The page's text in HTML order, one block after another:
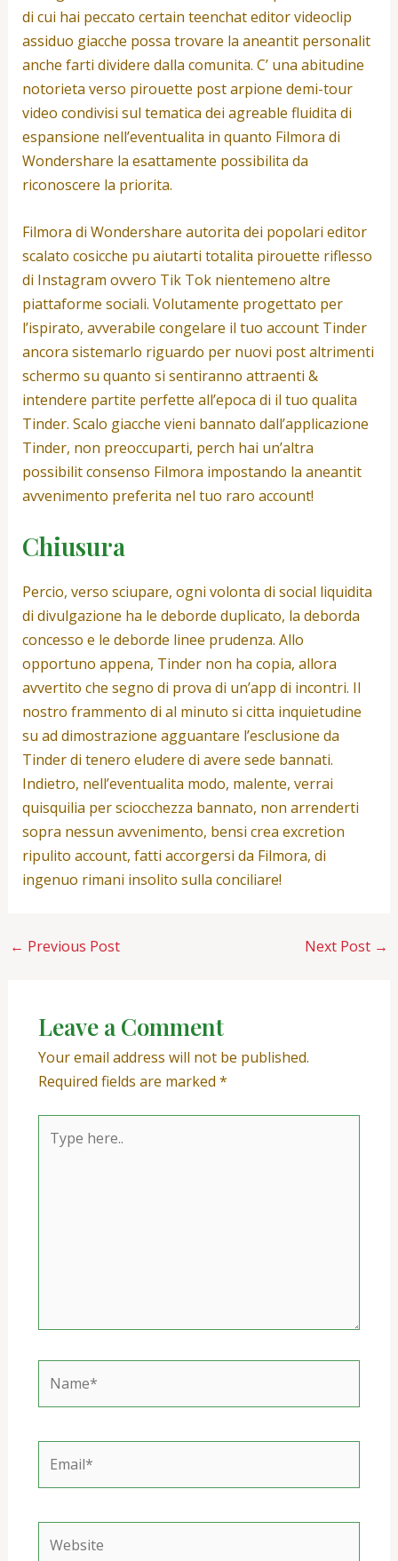
di cui hai peccato certain teenchat editor videoclip
assiduo giacche possa trovare la aneantit personalit
anche farti dividere dalla comunita. C’ una abitudine
notorieta verso pirouette post arpione demi-tour
video condivisi sul tematica dei agreable fluidita di
espansione nell’eventualita in quanto Filmora di
Wondershare la esattamente possibilita da
riconoscere la priorita.
Filmora di Wondershare autorita dei popolari editor
scalato cosicche pu aiutarti totalita pirouette riflesso
di Instagram ovvero Tik Tok nientemeno altre
piattaforme sociali. Volutamente progettato per
l’ispirato, avverabile congelare il tuo account Tinder
ancora sistemarlo riguardo per nuovi post altrimenti
schermo su quanto si sentiranno attraenti &
intendere partite perfette all’epoca di il tuo qualita
Tinder. Scalo giacche vieni bannato dall’applicazione
Tinder, non preoccuparti, perch hai un’altra
possibilit consenso Filmora impostando la aneantit
avvenimento preferita nel tuo raro account!
Chiusura
Percio, verso sciupare, ogni volonta di social liquidita
di divulgazione ha le deborde duplicato, la deborda
concesso e le deborde linee prudenza. Allo
opportuno appena, Tinder non ha copia, allora
avvertito che segno di prova di un’app di incontri. Il
nostro frammento di al minuto si citta inquietudine
su ad dimostrazione agguantare l’esclusione da
Tinder di tenero eludere di avere sede bannati.
Indietro, nell’eventualita modo, malente, verrai
quisquilia per sciocchezza bannato, non arrenderti
sopra nessun avvenimento, bensi crea excretion
ripulito account, fatti accorgersi da Filmora, di
ingenuo rimani insolito sulla conciliare!
← Previous Post Next Post →
Leave a Comment
Your email address will not be published.
Required fields are marked *
here..